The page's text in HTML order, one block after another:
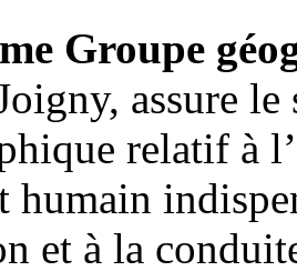
Groupe
assure le
relatif à
humain
et à la